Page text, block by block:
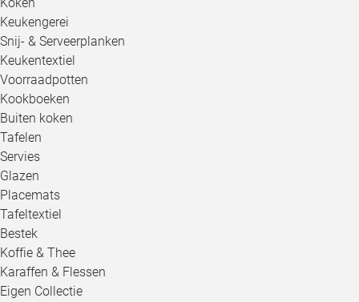
Keukengerei
Snij- & Serveerplanken
Keukentextiel
Voorraadpotten
Kookboeken
Buiten koken
Tafelen
Servies
Glazen
Placemats
Tafeltextiel
Bestek
Koffie & Thee
Karaffen & Flessen
Eigen Collectie